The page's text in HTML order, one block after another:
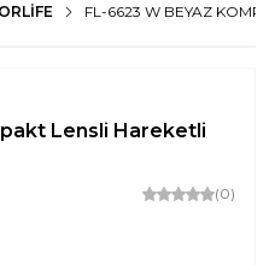
FL-6623 W BEYAZ
Lensli Hareketli
(0)